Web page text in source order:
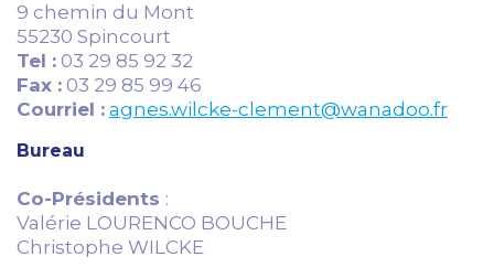
9 chemin du Mont
55230 Spincourt
Tel : 03 29 85 92 32
Fax : 03 29 85 99 46
Courriel : agnes.wilcke-clement@wanadoo.fr
Bureau
Co-Présidents :
Valérie LOURENCO BOUCHE
Christophe WILCKE